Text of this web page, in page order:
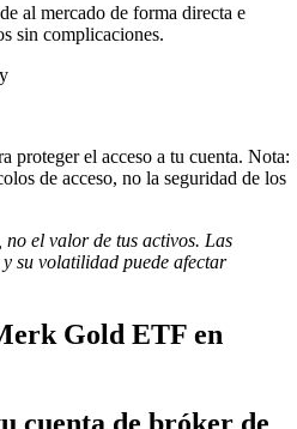
al mercado de forma directa e
sin complicaciones.
proteger el acceso a tu cuenta. Nota:
de acceso, no la seguridad de los
no el valor de tus activos. Las
su volatilidad puede afectar
Gold ETF en
cuenta de bróker de